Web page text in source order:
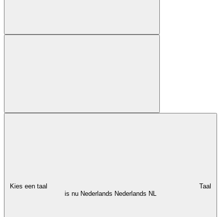
Kies een taal
Taal
is nu Nederlands Nederlands NL